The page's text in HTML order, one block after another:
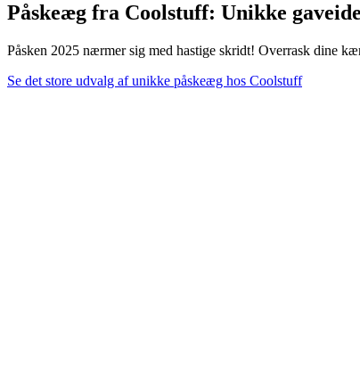
Påskeæg fra Coolstuff: Unikke
Påsken 2025 nærmer sig med hastige skridt! Overrask dine
Se det store udvalg af unikke påskeæg hos Coolstuff